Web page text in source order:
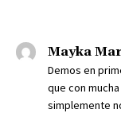
Mayka
Demos en
que con
simplemente